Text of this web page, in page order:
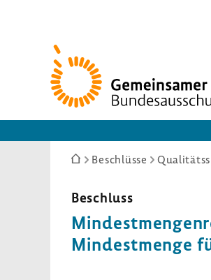
Zur
Startseite
Sie
hier:
Beschlüsse
Beschluss
Mindest­menge